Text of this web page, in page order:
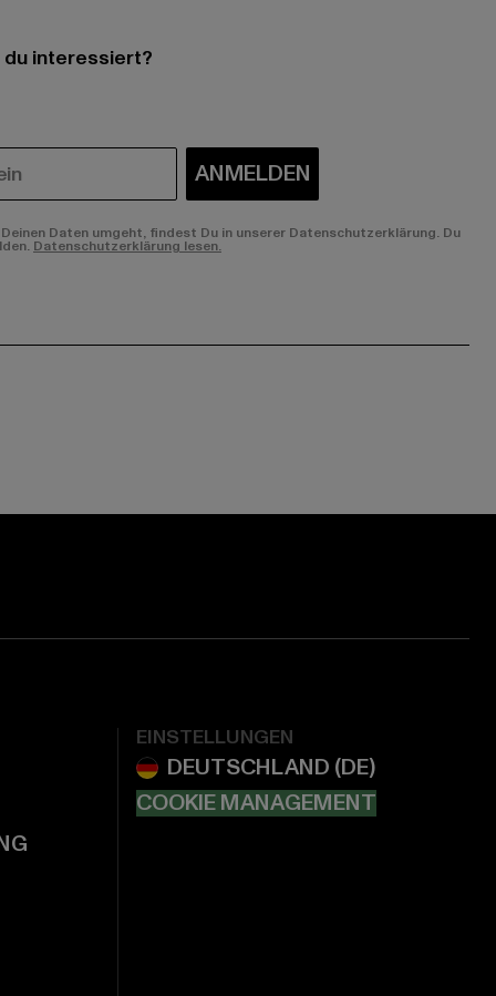
interessiert?
ANMELDEN
Daten umgeht, findest Du in unserer Datenschutzerklärung. Du
Datenschutzerklärung lesen.
EINSTELLUNGEN
COOKIE MANAGEMENT